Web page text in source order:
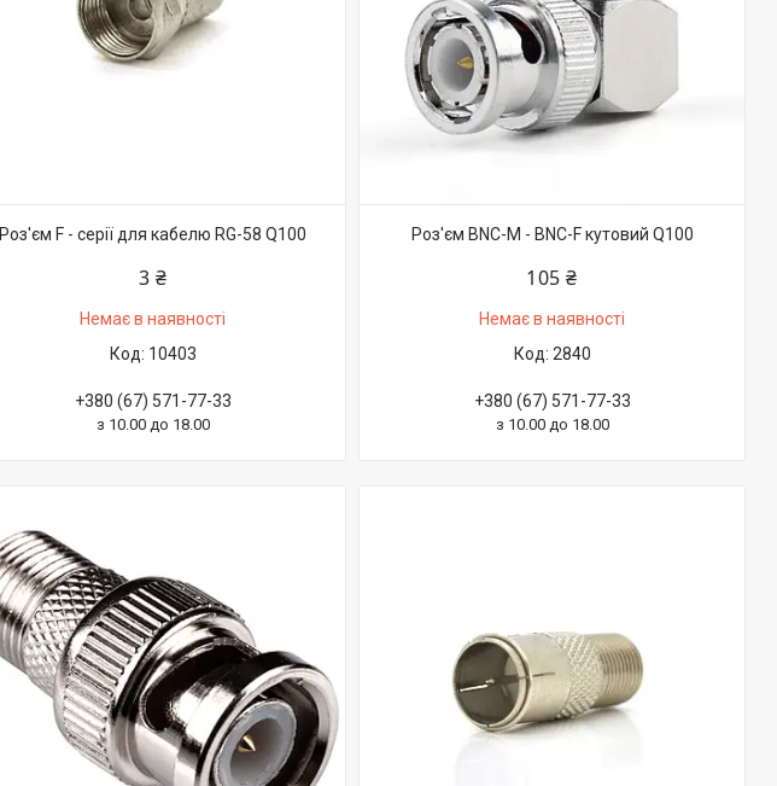
Роз'єм F - серії для кабелю RG-58 Q100
3 ₴
Немає в наявності
10403
+380 (67) 571-77-33
з 10.00 до 18.00
Роз'єм BNC-M - BNC-F кутовий Q100
105 ₴
Немає в наявності
2840
+380 (67) 571-77-33
з 10.00 до 18.00